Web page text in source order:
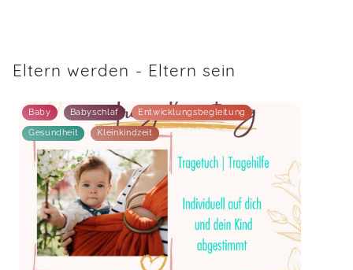
Eltern werden - Eltern sein
Baby Babyschlaf Entwicklungsbegleitung
Gesundheit Kleinkindzeit